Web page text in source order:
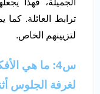
ترابط العائلة.
لتزيينهم الخاص.
س4: ما هي
لغرفة الجلوس